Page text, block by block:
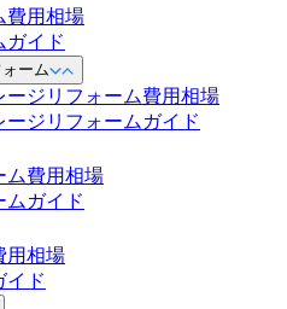
費用相場
ガイド
ーム
ージリフォーム費用相場
ージリフォームガイド
ム費用相場
ムガイド
用相場
イド